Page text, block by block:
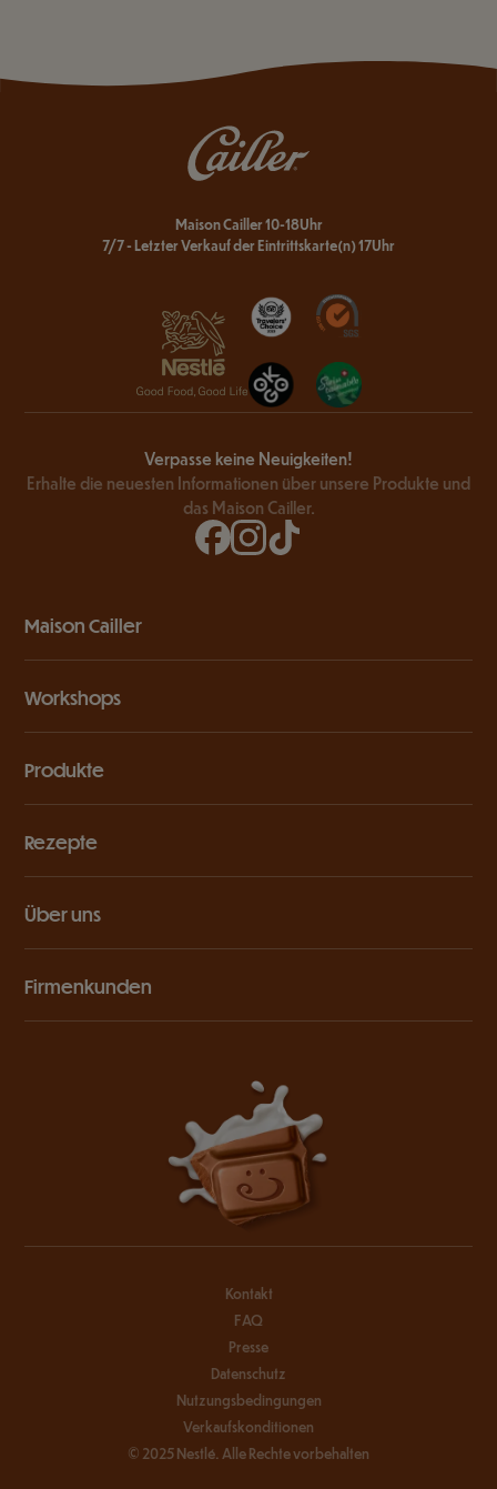
Maison Cailler 10-18Uhr
7/7 - Letzter Verkauf der Eintrittskarte(n) 17Uhr
Verpasse keine Neuigkeiten!
Erhalte die neuesten Informationen über unsere Produkte und
das Maison Cailler.
Maison Cailler
Workshops
Produkte
Rezepte
Über uns
Firmenkunden
Kontakt
FAQ
Presse
Datenschutz
Nutzungsbedingungen
Verkaufskonditionen
© 2025 Nestlé. Alle Rechte vorbehalten